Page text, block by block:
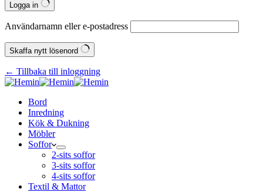
Logga in
Användarnamn eller e‑postadress
Skaffa nytt lösenord
← Tillbaka till inloggning
Bord
Inredning
Kök & Dukning
Möbler
Soffor
2-sits soffor
3-sits soffor
4-sits soffor
Textil & Mattor